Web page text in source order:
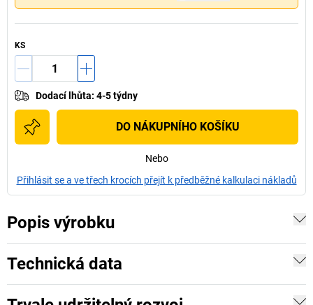
KS
Dodací lhůta: 4-5 týdny
DO NÁKUPNÍHO KOŠÍKU
Nebo
Přihlásit se a ve třech krocích přejít k předběžné kalkulaci nákladů
Popis výrobku
Technická data